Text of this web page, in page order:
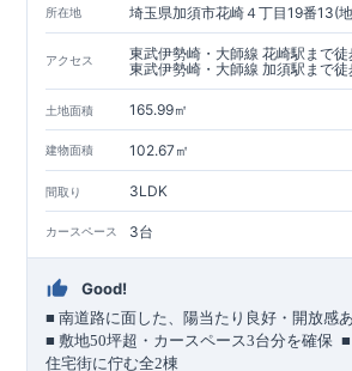
所在地 埼玉県加須市花崎４丁目19番13(
アクセス
東武伊勢崎・大師線 花崎駅まで
東武伊勢崎・大師線 加須駅まで
土地面積 165.99㎡
建物面積 102.67㎡
間取り 3LDK
カースペース 3台
Good!
■南道路に面した、陽当たり良好・開放感
■敷地50坪超・カースペース3台分を確保 ​
住宅街に佇む全2棟